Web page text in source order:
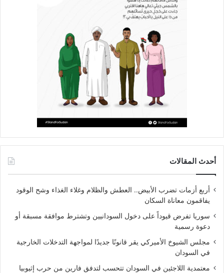
أحدث المقالات
أربع أزمات تضرب الأبيض.. العطش والظلام وغلاء الغذاء وشح الوقود
يفاقمون معاناة السكان
سوريا تفرض قيوداً على دخول السودانيين وتشترط موافقة مسبقة أو
دعوة رسمية
مجلس الشيوخ الأميركي يقر قانونًا جديدًا لمواجهة التدخلات الخارجية
في السودان
معتمدية اللاجئين في السودان تتحسب لتدفق فارين من حرب إثيوبيا